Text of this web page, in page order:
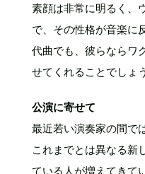
素顔は非常に明るく、
で、その性格が音楽に
代曲でも、彼らならワ
せてくれることでしょう
公演に寄せて
最近若い演奏家の間で
これまでとは異なる新
ている人が増えてきて